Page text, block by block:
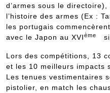
d’armes sous le
l’histoire des armes (Ex :
les portugais
avec le Japon au XVIème
Lors des compétitions, 13
et les 10 meilleurs impacts
Les tenues vestimentaires
pistolier, en match les